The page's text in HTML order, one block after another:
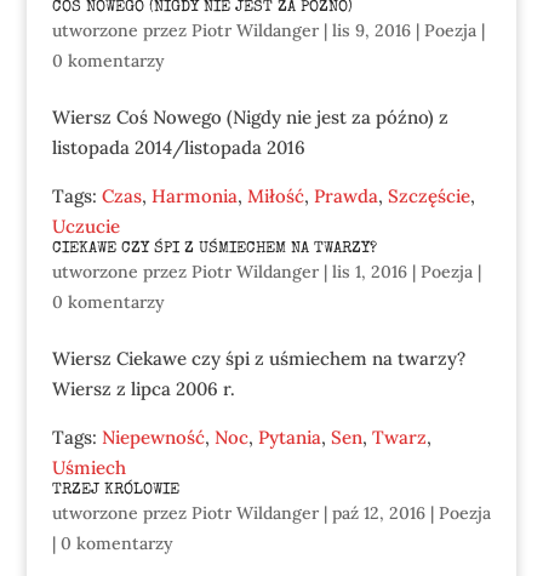
COŚ NOWEGO (NIGDY NIE JEST ZA PÓŹNO)
utworzone przez Piotr Wildanger| lis 9, 2016| Poezja|
0 komentarzy
Wiersz Coś Nowego (Nigdy nie jest za późno) z
listopada 2014/listopada 2016
Tags: Czas, Harmonia, Miłość, Prawda, Szczęście,
Uczucie
CIEKAWE CZY ŚPI Z UŚMIECHEM NA TWARZY?
utworzone przez Piotr Wildanger| lis 1, 2016| Poezja|
0 komentarzy
Wiersz Ciekawe czy śpi z uśmiechem na twarzy?
Wiersz z lipca 2006 r.
Tags: Niepewność, Noc, Pytania, Sen, Twarz,
Uśmiech
TRZEJ KRÓLOWIE
utworzone przez Piotr Wildanger| paź 12, 2016| Poezja
| 0 komentarzy